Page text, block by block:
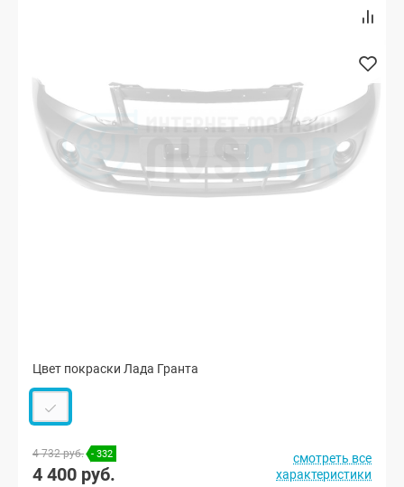
Цвет покраски Лада Гранта
4 732 руб. - 332
4 400 руб.
смотреть все
характеристики